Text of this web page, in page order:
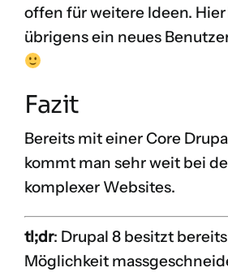
offen für weitere Ideen.
übrigens ein neues
Fazit
Bereits mit einer Core
kommt man sehr weit bei
komplexer Websites.
tl;dr: Drupal 8 besitzt
Möglichkeit